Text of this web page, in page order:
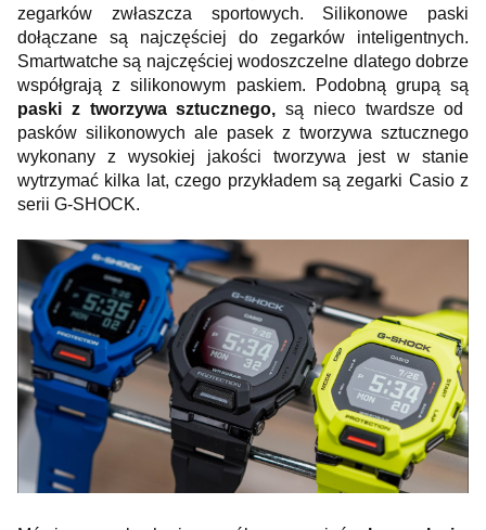
zegarków zwłaszcza sportowych. Silikonowe paski
dołączane są najczęściej do zegarków inteligentnych.
Smartwatche są najczęściej wodoszczelne dlatego dobrze
współgrają z silikonowym paskiem. Podobną grupą są
paski z tworzywa sztucznego, są nieco twardsze od
pasków silikonowych ale pasek z tworzywa sztucznego
wykonany z wysokiej jakości tworzywa jest w stanie
wytrzymać kilka lat, czego przykładem są zegarki Casio z
serii G-SHOCK.